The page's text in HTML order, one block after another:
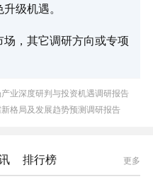
级机遇。
，其它调研方向或专项
业深度研判与投资机遇调研报告
格局及发展趋势预测调研报告
排行榜 更多